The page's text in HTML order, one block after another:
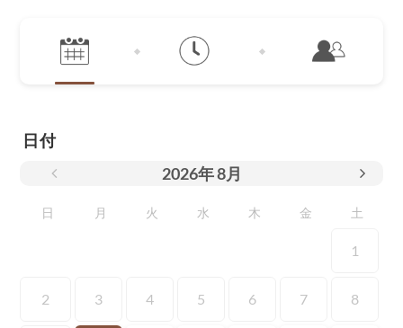
日付
2026年8月
日 月 火 水 木 金 土
1
2 3 4 5 6 7 8